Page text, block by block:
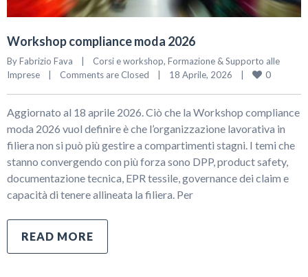
Workshop compliance moda 2026
By Fabrizio Fava | Corsi e workshop, Formazione & Supporto alle
Imprese
| Comments are Closed | 18 Aprile, 2026 | 0
Aggiornato al 18 aprile 2026. Ciò che la Workshop compliance
moda 2026 vuol definire è che l’organizzazione lavorativa in
filiera non si può più gestire a compartimenti stagni. I temi che
stanno convergendo con più forza sono DPP, product safety,
documentazione tecnica, EPR tessile, governance dei claim e
capacità di tenere allineata la filiera. Per
READ MORE